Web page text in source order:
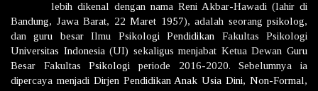
lebih dikenal dengan nama Reni Akbar-Hawadi (lahir di
Bandung, Jawa Barat, 22 Maret 1957), adalah seorang psikolog,
danguru besarIlmu Psikologi Pendidikan Fakultas Psikologi
Universitas Indonesia(UI) sekaligus menjabat Ketua DewanGuru
Besar FakultasPsikologi periode 2016-2020. Sebelumnya ia
dipercaya menjadi Dirjen Pendidikan Anak Usia Dini, Non-Formal,